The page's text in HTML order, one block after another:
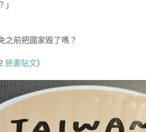
」
前把國家毁了嗎？
臉書貼文）